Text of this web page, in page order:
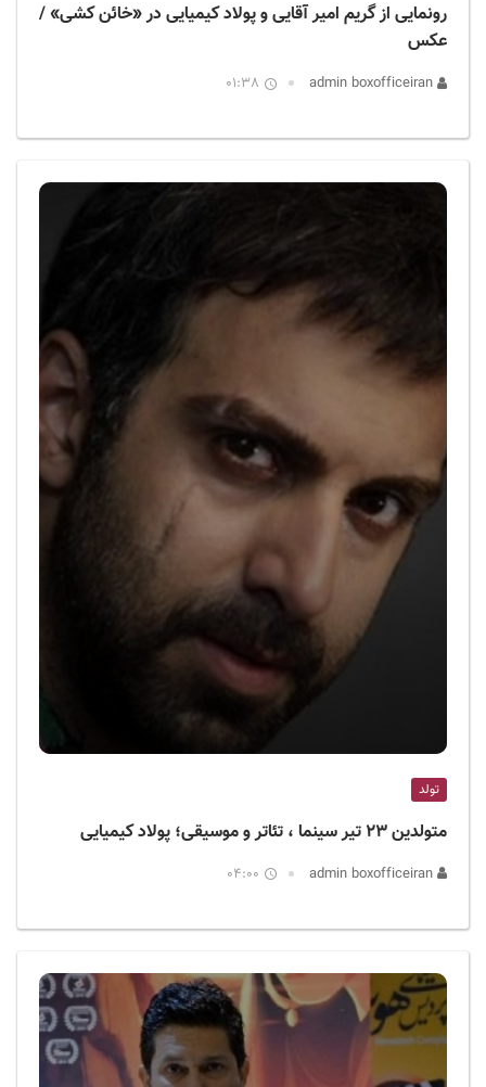
رونمایی از گریم امیر آقایی و پولاد کیمیایی در «خائن کشی» /
عکس
01:38
تولد
متولدین ۲۳ تیر سینما ، تئاتر و موسیقی؛ پولاد کیمیایی
04:00